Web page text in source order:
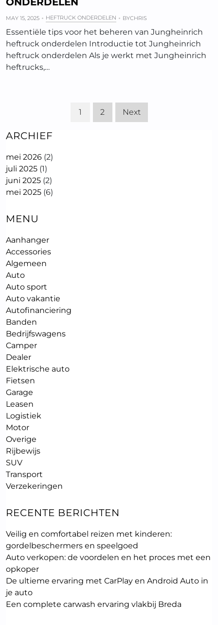
MAY 15, 2025 HEFTRUCK ONDERDELEN BYCHRIS
Essentiële tips voor het beheren van Jungheinrich
heftruck onderdelen Introductie tot Jungheinrich
heftruck onderdelen Als je werkt met Jungheinrich
heftrucks,…
1 2 Next
ARCHIEF
mei 2026 (2)
juli 2025 (1)
juni 2025 (2)
mei 2025 (6)
MENU
Aanhanger
Accessories
Algemeen
Auto
Auto sport
Auto vakantie
Autofinanciering
Banden
Bedrijfswagens
Camper
Dealer
Elektrische auto
Fietsen
Garage
Leasen
Logistiek
Motor
Overige
Rijbewijs
SUV
Transport
Verzekeringen
RECENTE BERICHTEN
Veilig en comfortabel reizen met kinderen:
gordelbeschermers en speelgoed
Auto verkopen: de voordelen en het proces met een
opkoper
De ultieme ervaring met CarPlay en Android Auto in
je auto
Een complete carwash ervaring vlakbij Breda